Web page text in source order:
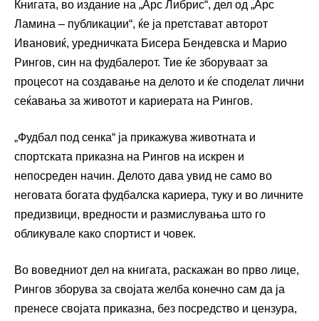
Книгата, во издание на „Арс Либрис“, дел од „Арс
Ламина – публикации“, ќе ја претстават авторот
Ивановиќ, уредничката Бисера Бендевска и Марио
Рингов, син на фудбалерот. Тие ќе зборуваат за
процесот на создавање на делото и ќе споделат лични
сеќавања за животот и кариерата на Рингов.
„Фудбал под сенка“ ја прикажува животната и
спортската приказна на Рингов на искрен и
непосреден начин. Делото дава увид не само во
неговата богата фудбалска кариера, туку и во личните
предизвици, вредности и размислувања што го
обликувале како спортист и човек.
Во воведниот дел на книгата, раскажан во прво лице,
Рингов зборува за својата желба конечно сам да ја
пренесе својата приказна, без посредство и цензура,